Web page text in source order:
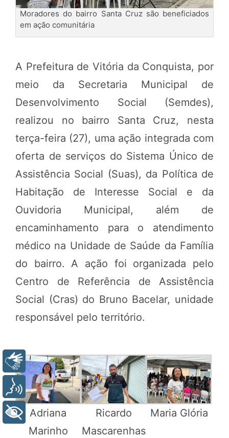
Moradores do bairro Santa Cruz são beneficiados
em ação comunitária
A Prefeitura de Vitória da Conquista, por
meio da Secretaria Municipal de
Desenvolvimento Social (Semdes),
realizou no bairro Santa Cruz, nesta
terça-feira (27), uma ação integrada com
oferta de serviços do Sistema Único de
Assistência Social (Suas), da Política de
Habitação de Interesse Social e da
Ouvidoria Municipal, além de
encaminhamento para o atendimento
médico na Unidade de Saúde da Família
do bairro. A ação foi organizada pelo
Centro de Referência de Assistência
Social (Cras) do Bruno Bacelar, unidade
responsável pelo território.
Adriana
Marinho
Ricardo
Mascarenhas
Maria Glória
Libras
Voz
+ Acessibilidade